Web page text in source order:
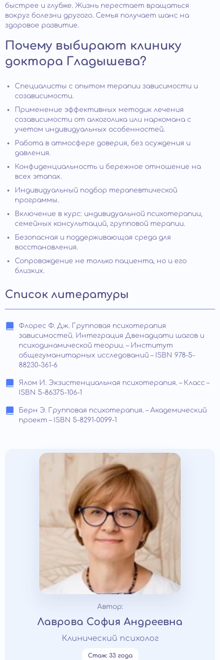
быстрее и глубже. Жизнь перестает вращаться
вокруг болезни другого. Семья получает шанс на
здоровое развитие.
Почему выбирают клинику
доктора Гладышева?
Специалисты с опытом терапии зависимости и
созависимости.
Применение эффективных методик лечения
созависимости от алкоголика или наркомана с
учетом индивидуальных особенностей.
Работа в атмосфере доверия, без осуждения и
давления.
Конфиденциальность и бережное отношение на
всех этапах.
Индивидуальный подбор терапевтической
программы.
Включение в курс: индивидуальной психотерапии,
семейных консультаций, групповой терапии.
Безопасная и поддерживающая среда для
восстановления.
Сопровождение не только пациента, но и его
близких.
Список литературы
Флорес Ф. Дж. Групповая психотерапия
зависимостей. Интеграция Двенадцати шагов и
психодинамической теории. – Институт
общегуманитарных исследований – ISBN 978-5-
88230-361-6
Ялом И. Экзистенциальная психотерапия. – Класс –
ISBN 5-86375-106-1
Берн Э. Групповая психотерапия. – Академический
проект – ISBN 5-8291-0099-1
Автор:
Лаврова София Андреевна
Клинический психолог
Стаж: 33 года